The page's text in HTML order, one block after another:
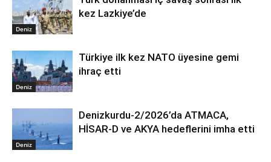
Deniz
kez Lazkiye’de
Deniz
Türkiye ilk kez NATO üyesine gemi
ihraç etti
Deniz
Denizkurdu-2/2026’da ATMACA,
HİSAR-D ve AKYA hedeflerini imha etti